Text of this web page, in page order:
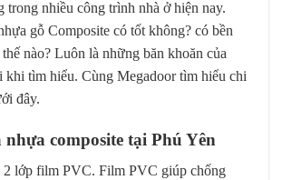
trong nhiều công trình nhà ở hiện nay.
gỗ Composite có tốt không? có bền
nào? Luôn là những băn khoăn của
khi tìm hiểu. Cùng Megadoor tìm hiểu chi
đây.
nhựa composite tại Phú Yên
lớp film PVC. Film PVC giúp chống